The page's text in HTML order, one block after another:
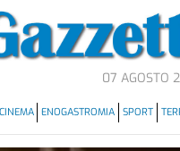
07 AGOSTO
CINEMA ENOGASTROMIA SPORT